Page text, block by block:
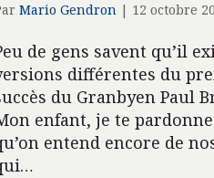
Mario Gendron | 12 octobre
de gens savent qu’il
différentes du
du Granbyen Paul
enfant, je te
entend encore de